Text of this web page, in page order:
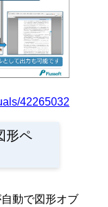
42265032
形ペ
動で図形オブ